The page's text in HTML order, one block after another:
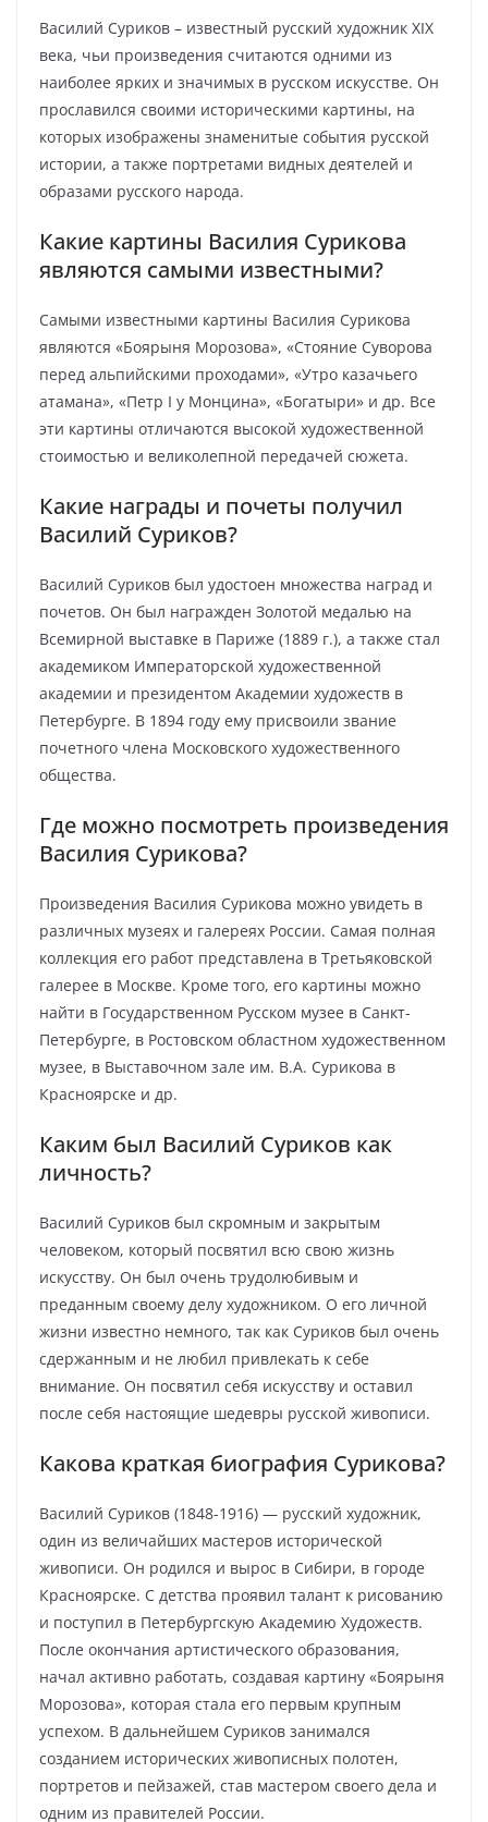
Василий Суриков – известный русский художник XIX
века, чьи произведения считаются одними из
наиболее ярких и значимых в русском искусстве. Он
прославился своими историческими картины, на
которых изображены знаменитые события русской
истории, а также портретами видных деятелей и
образами русского народа.
Какие картины Василия Сурикова
являются самыми известными?
Самыми известными картины Василия Сурикова
являются «Боярыня Морозова», «Стояние Суворова
перед альпийскими проходами», «Утро казачьего
атамана», «Петр I у Монцина», «Богатыри» и др. Все
эти картины отличаются высокой художественной
стоимостью и великолепной передачей сюжета.
Какие награды и почеты получил
Василий Суриков?
Василий Суриков был удостоен множества наград и
почетов. Он был награжден Золотой медалью на
Всемирной выставке в Париже (1889 г.), а также стал
академиком Императорской художественной
академии и президентом Академии художеств в
Петербурге. В 1894 году ему присвоили звание
почетного члена Московского художественного
общества.
Где можно посмотреть произведения
Василия Сурикова?
Произведения Василия Сурикова можно увидеть в
различных музеях и галереях России. Самая полная
коллекция его работ представлена в Третьяковской
галерее в Москве. Кроме того, его картины можно
найти в Государственном Русском музее в Санкт-
Петербурге, в Ростовском областном художественном
музее, в Выставочном зале им. В.А. Сурикова в
Красноярске и др.
Каким был Василий Суриков как
личность?
Василий Суриков был скромным и закрытым
человеком, который посвятил всю свою жизнь
искусству. Он был очень трудолюбивым и
преданным своему делу художником. О его личной
жизни известно немного, так как Суриков был очень
сдержанным и не любил привлекать к себе
внимание. Он посвятил себя искусству и оставил
после себя настоящие шедевры русской живописи.
Какова краткая биография Сурикова?
Василий Суриков (1848-1916) — русский художник,
один из величайших мастеров исторической
живописи. Он родился и вырос в Сибири, в городе
Красноярске. С детства проявил талант к рисованию
и поступил в Петербургскую Академию Художеств.
После окончания артистического образования,
начал активно работать, создавая картину «Боярыня
Морозова», которая стала его первым крупным
успехом. В дальнейшем Суриков занимался
созданием исторических живописных полотен,
портретов и пейзажей, став мастером своего дела и
одним из правителей России.